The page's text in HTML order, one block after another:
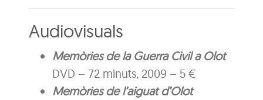
Audiovisuals
Memòries de la Guerra Civil a Olot
DVD – 72 minuts, 2009 – 5 €
Memòries de l’aiguat d’Olot